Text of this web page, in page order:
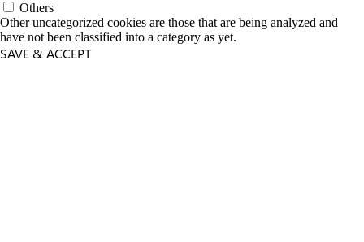
Others
Other uncategorized cookies are those that are being analyzed and
have not been classified into a category as yet.
SAVE & ACCEPT